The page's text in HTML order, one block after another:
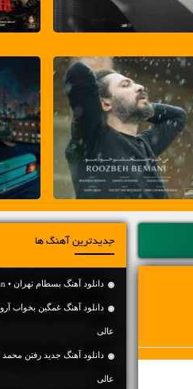
جدیدترین آهنگ ها
دانلود آهنگ بسطام تهران • Bastaam Tehran
دانلود آهنگ غمگین بخواب
عالی
دانلود آهنگ جديد رفتن
عالی